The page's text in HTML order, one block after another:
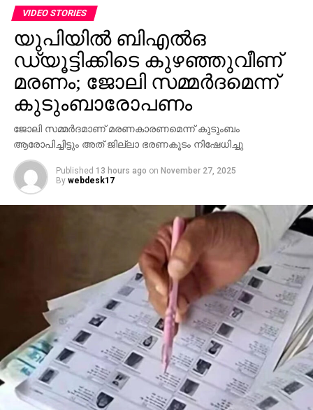
സ്‌കൂളിലെ ആറാം ക്ലാസിലുമാണ് പഠിക്കുന്നത്.
ഫൈസലിന്റെ കൊലപാതകത്തിന് ശേഷം ഈ കുട്ടികള്‍
ഇന്നലെ മുതലാണ് സ്‌കൂളില്‍ പോകാന്‍ തുടങ്ങിയത്.
ഫൈസലും കുടുംബവും മതം മാറിയതോടെ വിനോദിന്റ
പരസ്യമായ എതിര്‍പ്പുകള്‍ ഉണ്ടായെങ്കിലും മറ്റു
കുടുംബങ്ങള്‍ ഫൈസലിന്റെ തീരുമാനത്തോടൊപ്പം
നിന്നു. ആ തീരുമാനം ശരിവെക്കുന്നതാണ് ഫൈസലിനെ
അതിനിഷ്ഠൂരമായി വര്‍ഗീയവാദികള്‍
കൊലപ്പെടുത്തിയതിന് ശേഷവും ജസ്‌നക്കും
കുട്ടികള്‍ക്കുമൊപ്പമുള്ള ഇവരുടെ സഹവാസം.
പത്മകുമാര്‍ വീണ്ടും ആര്‍എസ്എസില്‍;
വെട്ടിലായത് കെ സുരേന്ദ്രന്‍
‘എല്ലാവരേയും കണ്ണടച്ചുവിശ്വസിക്കുന്നതാണ്
എന്റെ പ്രശ്‌നം’; വിവാഹമോചനത്തില്‍
പ്രതികരണവുമായി നടന്‍ ബാല
VIDEO STORIES
യുപിയില്‍ ബിഎല്‍ഒ
ഡ്യൂട്ടിക്കിടെ കുഴഞ്ഞുവീണ്
മരണം; ജോലി സമ്മര്‍ദമെന്ന്
കുടുംബാരോപണം
ജോലി സമ്മര്‍ദമാണ് മരണകാരണമെന്ന് കുടുംബം
ആരോപിച്ചിട്ടും അത് ജില്ലാ ഭരണകൂടം നിഷേധിച്ചു
Published 13 hours ago on November 27, 2025
By webdesk17